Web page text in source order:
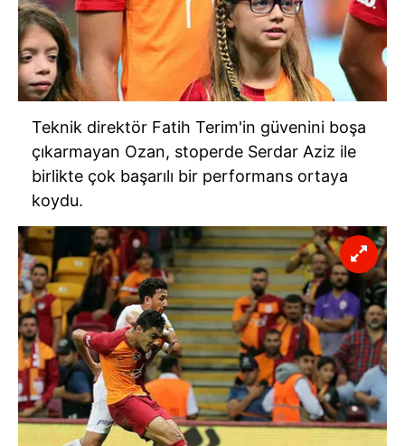
Teknik direktör Fatih Terim'in güvenini boşa
çıkarmayan Ozan, stoperde Serdar Aziz ile
birlikte çok başarılı bir performans ortaya
koydu.